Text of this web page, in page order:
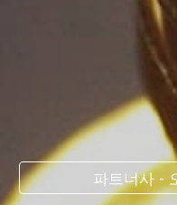
파트너사 -